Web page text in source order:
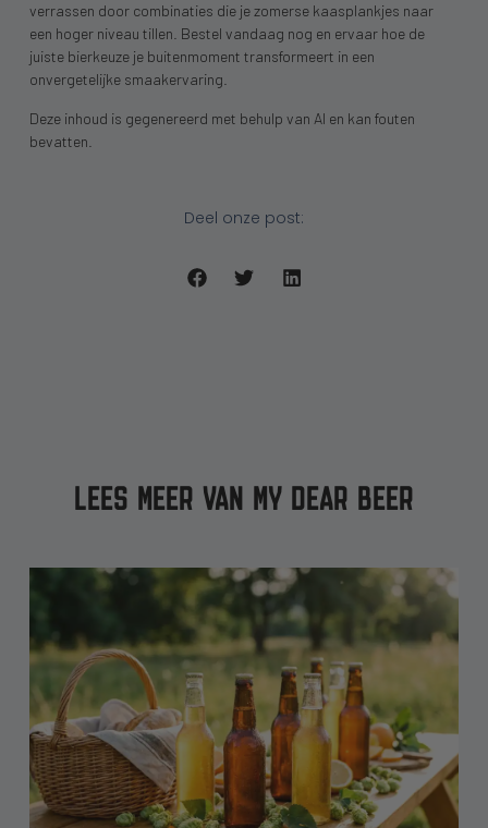
verrassen door combinaties die je zomerse kaasplankjes naar
een hoger niveau tillen. Bestel vandaag nog en ervaar hoe de
juiste bierkeuze je buitenmoment transformeert in een
onvergetelijke smaakervaring.
Deze inhoud is gegenereerd met behulp van AI en kan fouten
bevatten.
Deel onze post:
LEES MEER VAN MY DEAR BEER